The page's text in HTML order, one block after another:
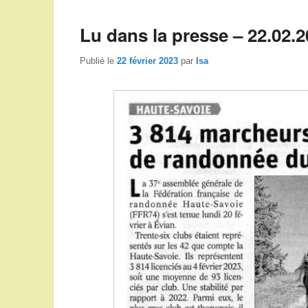
Lu dans la presse –
Publié le 22 février 2023 par Isa